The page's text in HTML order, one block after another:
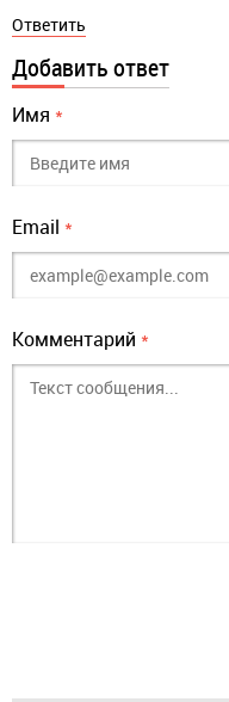
Ответить
Добавить ответ
Имя *
Email *
Комментарий *